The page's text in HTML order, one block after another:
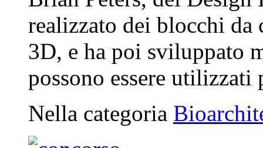
realizzato dei blocchi da
3D, e ha poi sviluppato
possono essere
Nella categoria